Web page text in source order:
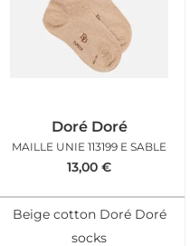
Doré Doré
MAILLE UNIE 113199 E SABLE
13,00 €
Beige cotton Doré Doré
socks